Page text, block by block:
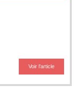
Voir l’article